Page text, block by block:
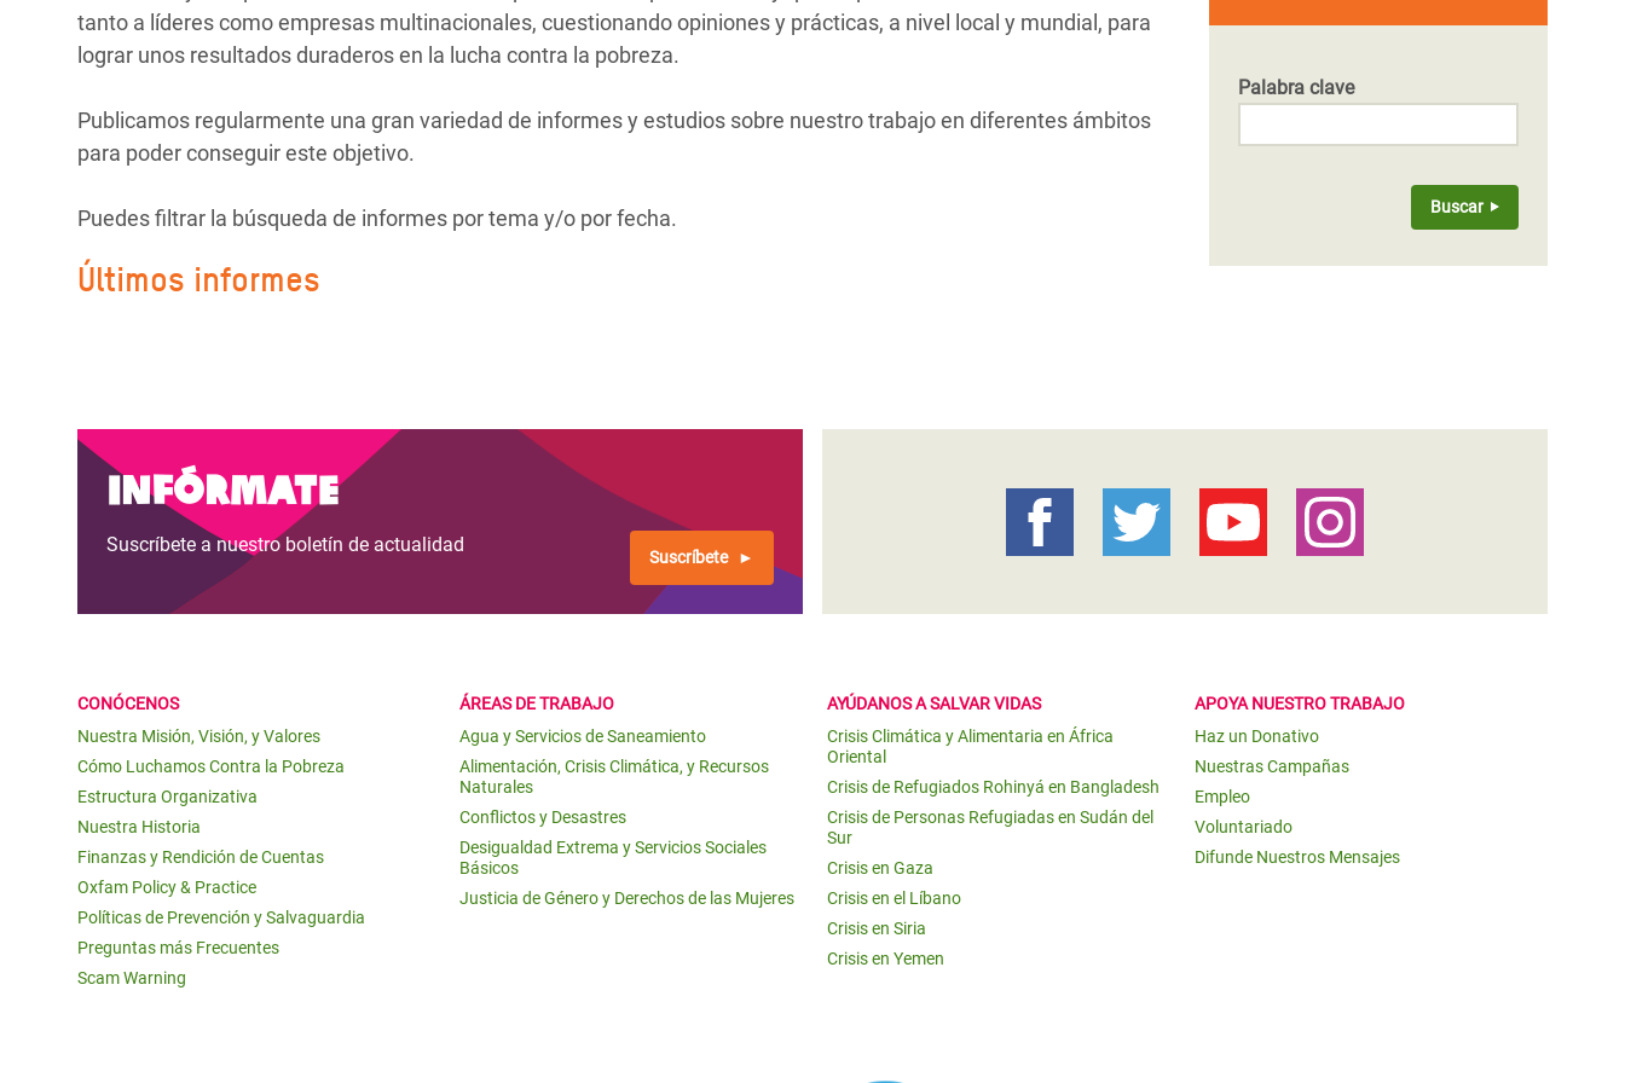
Conflictos y Desastres
Desigualdad Extrema y
Servicios Sociales Básicos
Digital Age
Gender, Rights, and Justice
Crisis Climática y Alimentaria
en África Oriental
Crisis de Personas Refugiadas
en Sudán del Sur
en Bangladesh
#ActuaPorElClima
se Oculta tras los Alimentos
¡Basta! Acabemos con las violencias contra
ayuda
a
la
navegación
Palabra clave
tanto a líderes como empresas multinacionales, cuestionando opiniones y prácticas, a nivel local y mundial, para
lograr unos resultados duraderos en la lucha contra la pobreza.
Publicamos regularmente una gran variedad de informes y estudios sobre nuestro trabajo en diferentes ámbitos
para poder conseguir este objetivo.
Puedes filtrar la búsqueda de informes por tema y/o por fecha.
Últimos informes
Infórmate
Suscríbete a nuestro boletín de actualidad
Suscríbete
CONÓCENOS
Nuestra Misión, Visión, y Valores
Cómo Luchamos Contra la Pobreza
Estructura Organizativa
Nuestra Historia
Finanzas y Rendición de Cuentas
Oxfam Policy & Practice
Políticas de Prevención y Salvaguardia
Preguntas más Frecuentes
Scam Warning
ÁREAS DE TRABAJO
Agua y Servicios de Saneamiento
Alimentación, Crisis Climática, y Recursos
Naturales
Conflictos y Desastres
Desigualdad Extrema y Servicios Sociales
Básicos
Justicia de Género y Derechos de las Mujeres
AYÚDANOS A SALVAR VIDAS
Crisis Climática y Alimentaria en África
Oriental
Crisis de Refugiados Rohinyá en Bangladesh
Crisis de Personas Refugiadas en Sudán del
Sur
Crisis en Gaza
Crisis en el Líbano
Crisis en Siria
Crisis en Yemen
APOYA NUESTRO TRABAJO
Haz un Donativo
Nuestras Campañas
Empleo
Voluntariado
Difunde Nuestros Mensajes